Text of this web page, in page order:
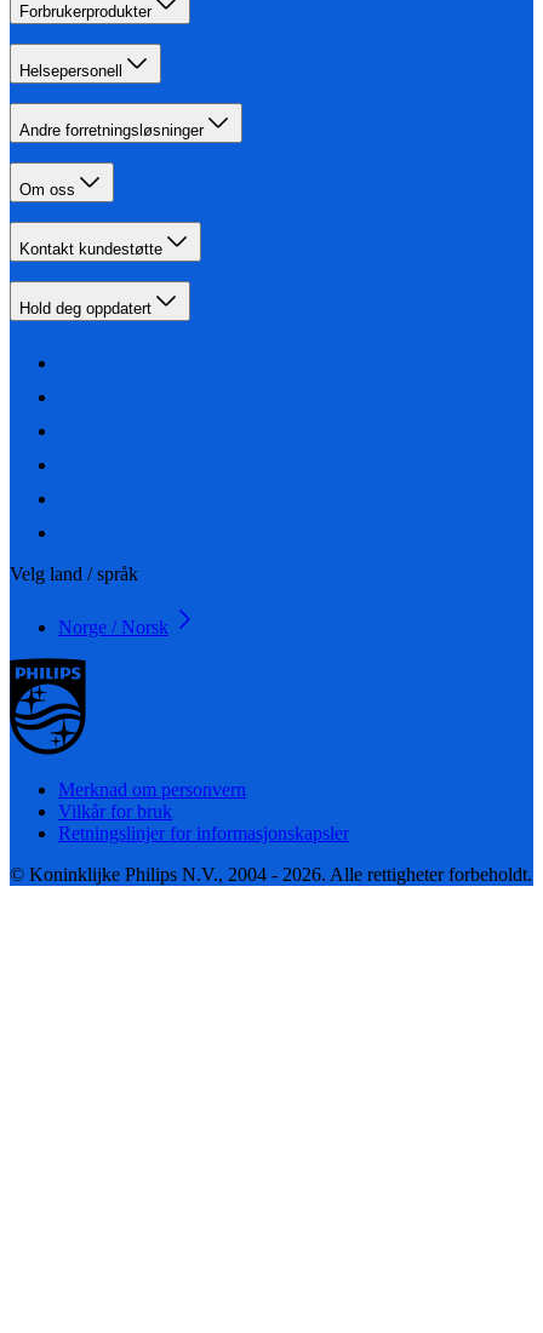
Forbrukerprodukter
Helsepersonell
Andre forretningsløsninger
Om oss
Kontakt kundestøtte
Hold deg oppdatert
Velg land / språk
Norge / Norsk
Merknad om personvern
Vilkår for bruk
Retningslinjer for informasjonskapsler
© Koninklijke Philips N.V., 2004 - 2026. Alle rettigheter forbeholdt.